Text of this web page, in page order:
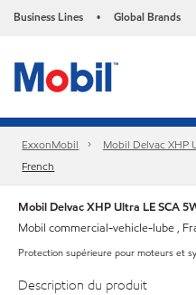
Business Lines • Global Brands
ExxonMobil
Mobil Delvac XHP
French
Mobil Delvac XHP Ultra LE SCA
Mobil commercial-vehicle-lube ,
Protection supérieure pour moteurs et
Description du produit